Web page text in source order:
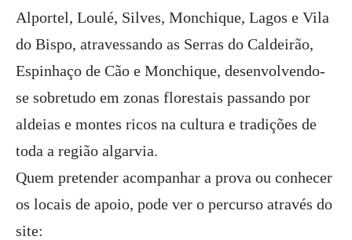
Alportel, Loulé, Silves, Monchique, Lagos e Vila
do Bispo, atravessando as Serras do Caldeirão,
Espinhaço de Cão e Monchique, desenvolvendo-
se sobretudo em zonas florestais passando por
aldeias e montes ricos na cultura e tradições de
toda a região algarvia.
Quem pretender acompanhar a prova ou conhecer
os locais de apoio, pode ver o percurso através do
site: